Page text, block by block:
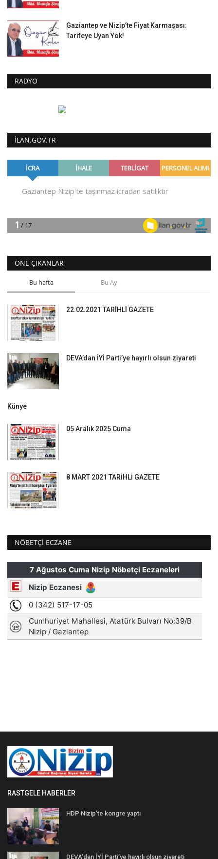
Gaziantep ve Nizip’te Fiyat Karmaşası:
Tarifeye Uyan Yok!
RADYO
ILAN.GOV.TR
ÖNE ÇIKANLAR
Bu hafta Bu Ay
22.02.2021 TARİHLİ GAZETE
DEVA’dan İYİ Parti’ye hayırlı olsun ziyareti
Künye
05 Aralık 2025 Cuma
8 MART 2021 TARİHLİ GAZETE
NÖBETÇI ECZANE
RASTGELE HABERLER
HDP Nizip’te kongre yaptı
DEVA’dan İYİ Parti’ye hayırlı olsun ziyareti